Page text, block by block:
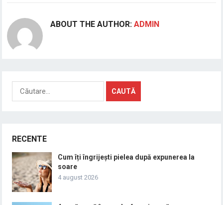
ABOUT THE AUTHOR:ADMIN
Caută
după:
RECENTE
Cum îți îngrijești pielea după expunerea la
soare
4 august 2026